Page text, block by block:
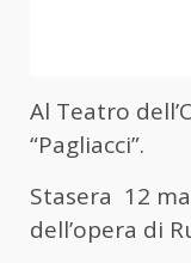
Al Teatro
“Pagliacci”.
Stasera 12
dell’opera di